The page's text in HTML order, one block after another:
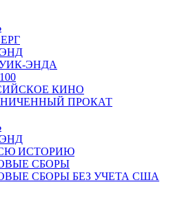
ЭНДА
КИНО
ПРОКАТ
ИСТОРИЮ
СБОРЫ
СБОРЫ БЕЗ УЧЕТА США